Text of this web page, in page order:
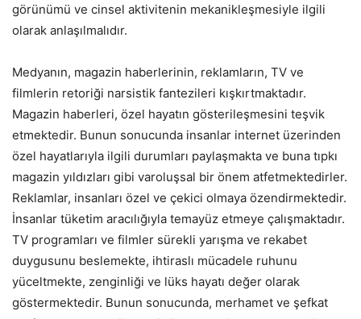
görünümü ve cinsel aktivitenin mekanikleşmesiyle ilgili
olarak anlaşılmalıdır.
Medyanın, magazin haberlerinin, reklamların, TV ve
filmlerin retoriği narsistik fantezileri kışkırtmaktadır.
Magazin haberleri, özel hayatın gösterileşmesini teşvik
etmektedir. Bunun sonucunda insanlar internet üzerinden
özel hayatlarıyla ilgili durumları paylaşmakta ve buna tıpkı
magazin yıldızları gibi varoluşsal bir önem atfetmektedirler.
Reklamlar, insanları özel ve çekici olmaya özendirmektedir.
İnsanlar tüketim aracılığıyla temayüz etmeye çalışmaktadır.
TV programları ve filmler sürekli yarışma ve rekabet
duygusunu beslemekte, ihtiraslı mücadele ruhunu
yüceltmekte, zenginliği ve lüks hayatı değer olarak
göstermektedir. Bunun sonucunda, merhamet ve şefkat